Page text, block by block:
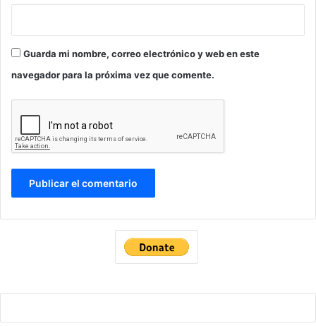
Guarda mi nombre, correo electrónico y web en este
navegador para la próxima vez que comente.